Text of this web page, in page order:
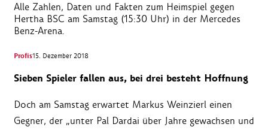
Alle Zahlen, Daten und Fakten zum Heimspiel gegen
Hertha BSC am Samstag (15:30 Uhr) in der Mercedes
Benz-Arena.
Profis15. Dezember 2018
Sieben Spieler fallen aus, bei drei besteht Hoffnung
Doch am Samstag erwartet Markus Weinzierl einen
Gegner, der „unter Pal Dardai über Jahre gewachsen und